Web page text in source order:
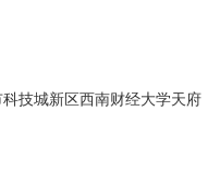
技城新区西南财经大学天府